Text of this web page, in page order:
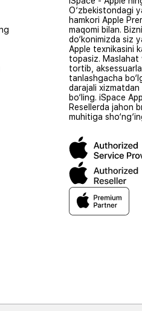
O‘zbekistondagi
hamkori Apple
maqomi bilan.
do‘konimizda siz
Apple texnikasini
topasiz. Maslahat
tortib,
tanlashgacha
darajali xizmatdan
bo‘ling. iSpace
Resellerda jahon
muhitiga